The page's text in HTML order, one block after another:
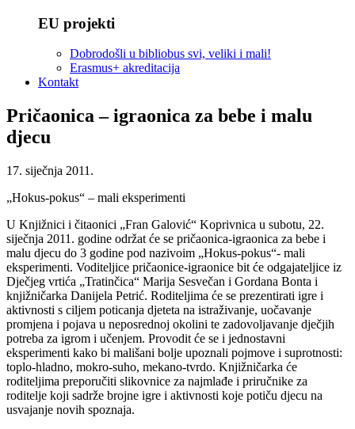
EU projekti
Dobrodošli u bibliobus svi, veliki i mali!
Erasmus+ akreditacija
Kontakt
Pričaonica – igraonica za bebe i malu
djecu
17. siječnja 2011.
„Hokus-pokus“ – mali eksperimenti
U Knjižnici i čitaonici „Fran Galović“ Koprivnica u subotu, 22.
siječnja 2011. godine održat će se pričaonica-igraonica za bebe i
malu djecu do 3 godine pod nazivoim „Hokus-pokus“- mali
eksperimenti. Voditeljice pričaonice-igraonice bit će odgajateljice iz
Dječjeg vrtića „Tratinčica“ Marija Sesvečan i Gordana Bonta i
knjižničarka Danijela Petrić. Roditeljima će se prezentirati igre i
aktivnosti s ciljem poticanja djeteta na istraživanje, uočavanje
promjena i pojava u neposrednoj okolini te zadovoljavanje dječjih
potreba za igrom i učenjem. Provodit će se i jednostavni
eksperimenti kako bi mališani bolje upoznali pojmove i suprotnosti:
toplo-hladno, mokro-suho, mekano-tvrdo. Knjižničarka će
roditeljima preporučiti slikovnice za najmlađe i priručnike za
roditelje koji sadrže brojne igre i aktivnosti koje potiču djecu na
usvajanje novih spoznaja.